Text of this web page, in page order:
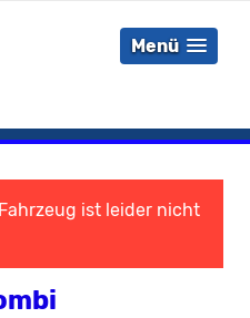
Menü
ist leider nicht